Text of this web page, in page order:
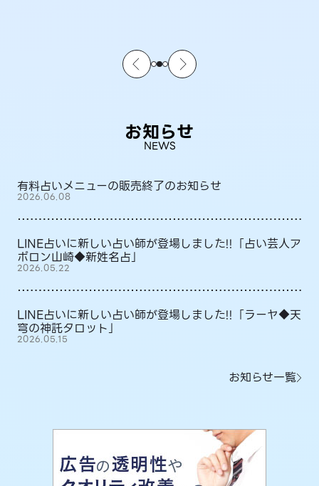
お知らせ
NEWS
有料占いメニューの販売終了のお知らせ
2026.06.08
LINE占いに新しい占い師が登場しました!!「占い芸人ア
ポロン山崎◆新姓名占」
2026.05.22
LINE占いに新しい占い師が登場しました!!「ラーヤ◆天
穹の神託タロット」
2026.05.15
お知らせ一覧